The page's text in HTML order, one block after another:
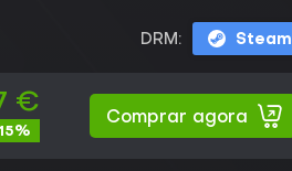
DRM: Steam
€
Comprar agora